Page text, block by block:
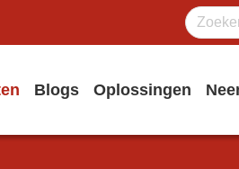
Blogs Oplossingen